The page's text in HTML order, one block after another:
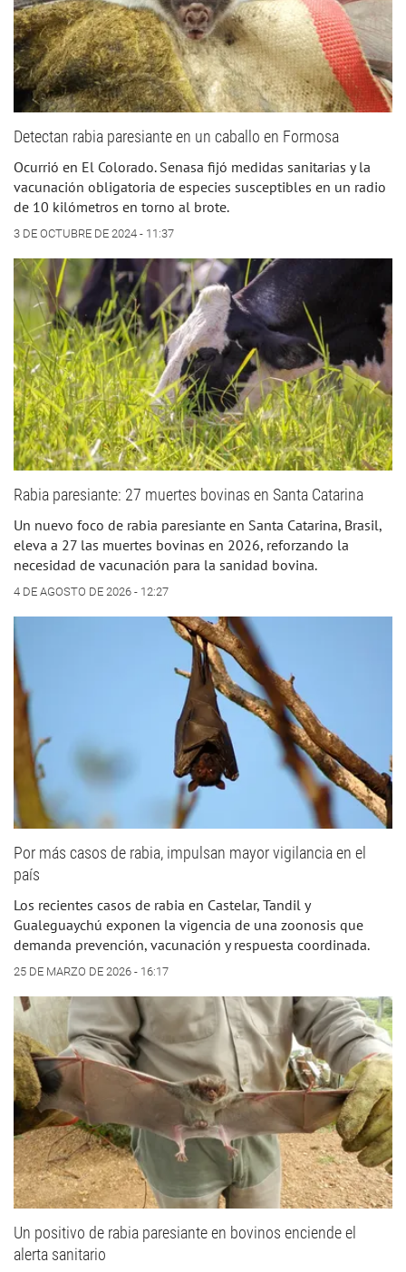
Detectan rabia paresiante en un caballo en Formosa
Ocurrió en El Colorado. Senasa fijó medidas sanitarias y la
vacunación obligatoria de especies susceptibles en un radio
de 10 kilómetros en torno al brote.
3 DE OCTUBRE DE 2024 - 11:37
Rabia paresiante: 27 muertes bovinas en Santa Catarina
Un nuevo foco de rabia paresiante en Santa Catarina, Brasil,
eleva a 27 las muertes bovinas en 2026, reforzando la
necesidad de vacunación para la sanidad bovina.
4 DE AGOSTO DE 2026 - 12:27
Por más casos de rabia, impulsan mayor vigilancia en el
país
Los recientes casos de rabia en Castelar, Tandil y
Gualeguaychú exponen la vigencia de una zoonosis que
demanda prevención, vacunación y respuesta coordinada.
25 DE MARZO DE 2026 - 16:17
Un positivo de rabia paresiante en bovinos enciende el
alerta sanitario